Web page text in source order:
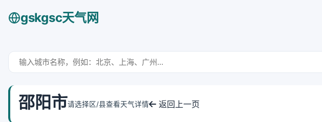
gskgsc天气网
邵阳市请选择区/县查看天气详情 返回上一页